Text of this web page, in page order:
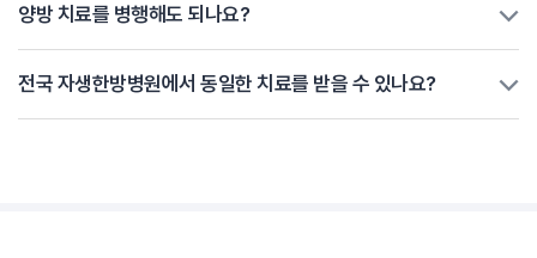
양방 치료를 병행해도 되나요?
전국 자생한방병원에서 동일한 치료를 받을 수 있나요?